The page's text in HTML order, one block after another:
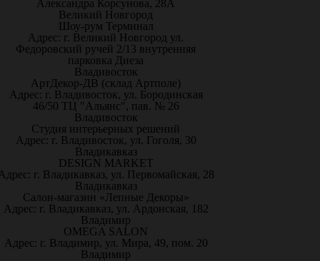
Александра Корсунова, 28А
Великий Новгород
Шоу-рум Терминал
Адрес: г. Великий Новгород ул.
Федоровский ручей 2/13 внутренняя
парковка Диеза
Владивосток
АртДекор-ДВ (склад Артполе)
Адрес: г. Владивосток, ул. Бородинская
46/50 ТЦ "Альянс", пав. № 26
Владивосток
Студия интерьерных решений
Адрес: г. Владивосток, ул. Гоголя, 30
Владикавказ
DESIGN MARKET
г. Владикавказ, ул. Первомайская, 28
Владикавказ
Салон-магазин «Лепные Декоры»
Адрес: г. Владикавказ, ул. Ардонская, 182
Владимир
OMEGA SALON
Адрес: г. Владимир, ул. Мира, 49, пом. 20
Владимир